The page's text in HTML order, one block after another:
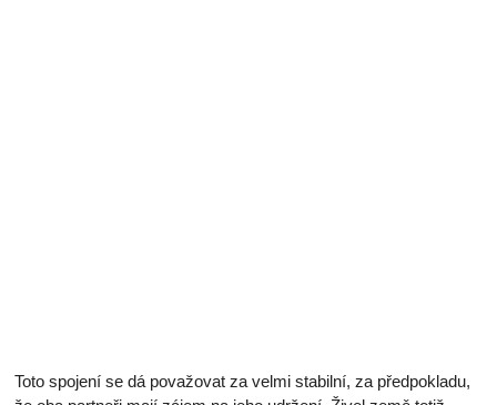
Toto spojení se dá považovat za velmi stabilní, za předpokladu,